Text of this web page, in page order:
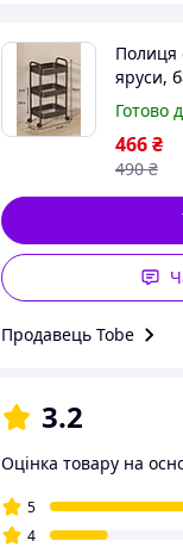
Полиця
яруси,
полиця
Готово
466₴
490 ₴
Продавець Tobe
3.2
Оцінка товару на
5
4